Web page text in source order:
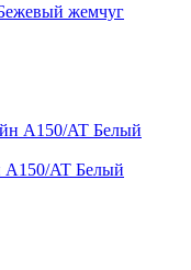
жемчуг
A150/AT Белый